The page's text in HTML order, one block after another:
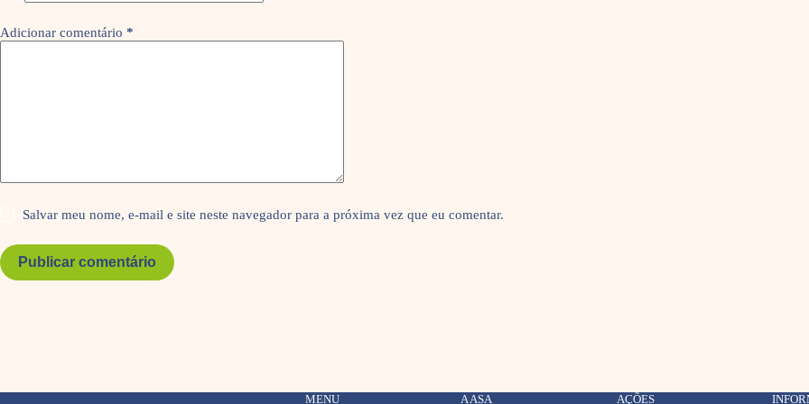
Adicionar comentário *
Salvar meu nome, e-mail e site neste navegador para a próxima vez que eu comentar.
Publicar comentário
MENU A ASA AÇÕES